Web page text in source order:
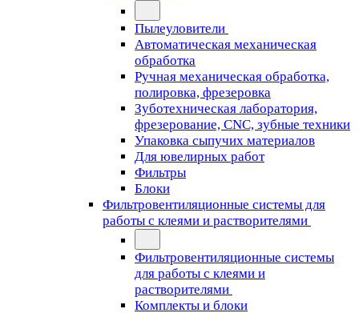
Пылеуловители
Автоматическая механическая
обработка
Ручная механическая обработка,
полировка, фрезеровка
Зуботехническая лаборатория,
фрезерование, CNC, зубные техники
Упаковка сыпучих материалов
Для ювелирных работ
Фильтры
Блоки
Фильтровентиляционные системы для
работы с клеями и растворителями
Фильтровентиляционные системы
для работы с клеями и
растворителями
Комплекты и блоки